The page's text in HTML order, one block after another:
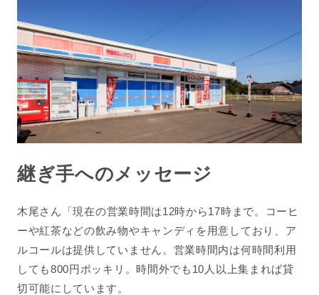
継ぎ手へのメッセージ
木尾さん「現在の営業時間は12時から17時まで。コーヒ
ーや紅茶などの飲み物やキャンディを用意しており、ア
ルコールは提供していません。営業時間内は何時間利用
しても800円ポッキリ。時間外でも10人以上集まれば貸
切可能にしています。